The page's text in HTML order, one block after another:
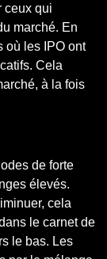
ceux qui
marché. En
où les IPO ont
Cela
à la fois
de forte
élevés.
cela
le carnet de
le bas. Les